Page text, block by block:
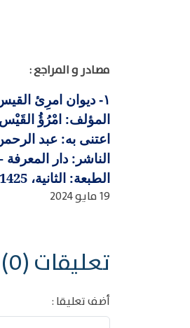
مصادر و المراجع :
١-
ديوان امرِئ
المؤلف: امْرُؤُ القَيْس
اعتنى به: عبد
الناشر: دار
الطبعة: الثانية، 1425 هـ - 2004 م
19 مايو 2024
تعليقات (0)
أضف تعليقا :